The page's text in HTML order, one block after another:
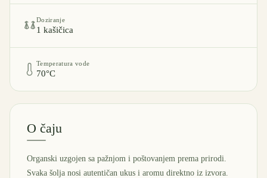
Doziranje
1 kašičica
Temperatura vode
70°C
O čaju
Organski uzgojen sa pažnjom i poštovanjem prema prirodi.
Svaka šolja nosi autentičan ukus i aromu direktno iz izvora.